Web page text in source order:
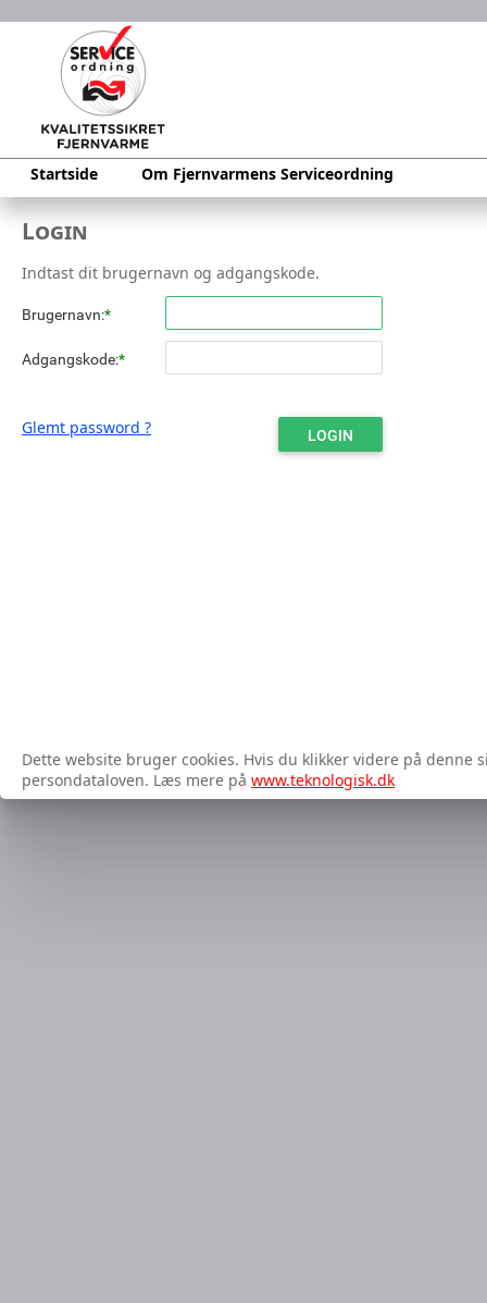
Startside Om Fjernvarmens Serviceordning
Login
Indtast dit brugernavn og adgangskode.
Brugernavn:*
Adgangskode:*
Glemt password ? LOGIN
Dette website bruger cookies. Hvis du klikker videre på
persondataloven. Læs mere på www.teknologisk.dk